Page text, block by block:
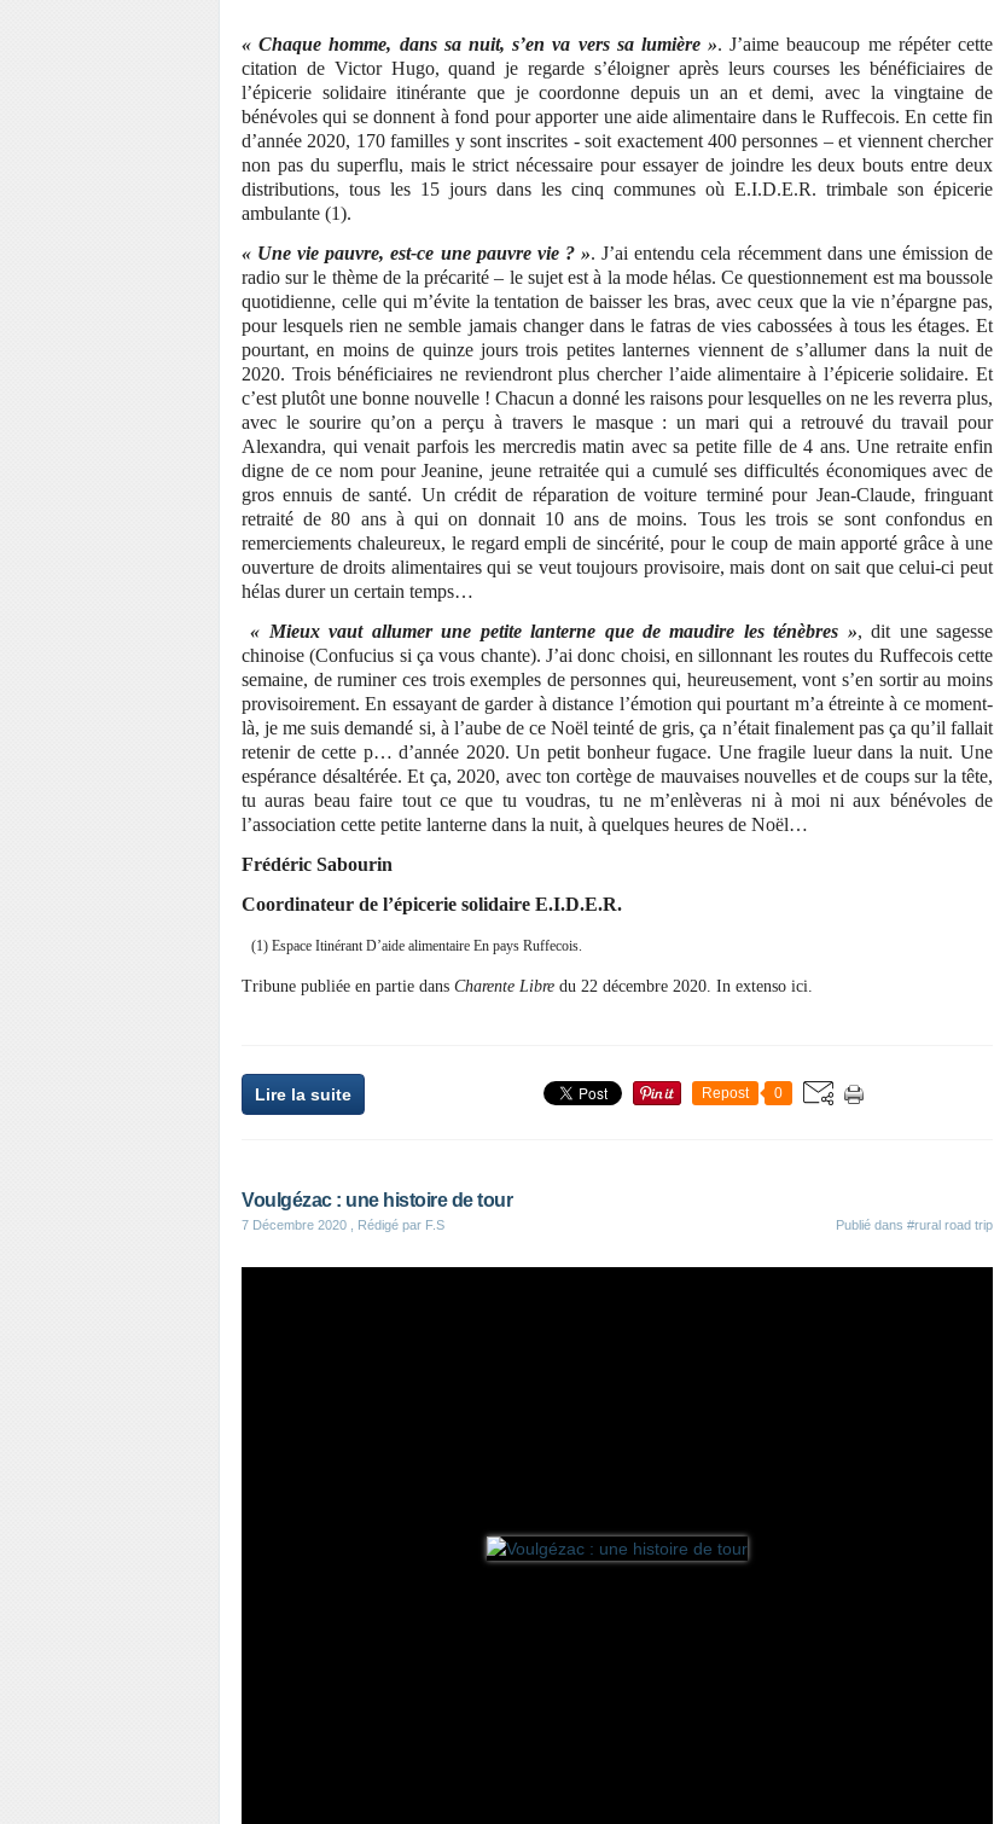
« Chaque homme, dans sa nuit, s’en va vers sa lumière ». J’aime beaucoup me répéter cette
citation de Victor Hugo, quand je regarde s’éloigner après leurs courses les bénéficiaires de
l’épicerie solidaire itinérante que je coordonne depuis un an et demi, avec la vingtaine de
bénévoles qui se donnent à fond pour apporter une aide alimentaire dans le Ruffecois. En cette fin
d’année 2020, 170 familles y sont inscrites - soit exactement 400 personnes – et viennent chercher
non pas du superflu, mais le strict nécessaire pour essayer de joindre les deux bouts entre deux
distributions, tous les 15 jours dans les cinq communes où E.I.D.E.R. trimbale son épicerie
ambulante (1).
« Une vie pauvre, est-ce une pauvre vie ? ». J’ai entendu cela récemment dans une émission de
radio sur le thème de la précarité – le sujet est à la mode hélas. Ce questionnement est ma boussole
quotidienne, celle qui m’évite la tentation de baisser les bras, avec ceux que la vie n’épargne pas,
pour lesquels rien ne semble jamais changer dans le fatras de vies cabossées à tous les étages. Et
pourtant, en moins de quinze jours trois petites lanternes viennent de s’allumer dans la nuit de
2020. Trois bénéficiaires ne reviendront plus chercher l’aide alimentaire à l’épicerie solidaire. Et
c’est plutôt une bonne nouvelle ! Chacun a donné les raisons pour lesquelles on ne les reverra plus,
avec le sourire qu’on a perçu à travers le masque : un mari qui a retrouvé du travail pour
Alexandra, qui venait parfois les mercredis matin avec sa petite fille de 4 ans. Une retraite enfin
digne de ce nom pour Jeanine, jeune retraitée qui a cumulé ses difficultés économiques avec de
gros ennuis de santé. Un crédit de réparation de voiture terminé pour Jean-Claude, fringuant
retraité de 80 ans à qui on donnait 10 ans de moins. Tous les trois se sont confondus en
remerciements chaleureux, le regard empli de sincérité, pour le coup de main apporté grâce à une
ouverture de droits alimentaires qui se veut toujours provisoire, mais dont on sait que celui-ci peut
hélas durer un certain temps…
« Mieux vaut allumer une petite lanterne que de maudire les ténèbres », dit une sagesse
chinoise (Confucius si ça vous chante). J’ai donc choisi, en sillonnant les routes du Ruffecois cette
semaine, de ruminer ces trois exemples de personnes qui, heureusement, vont s’en sortir au moins
provisoirement. En essayant de garder à distance l’émotion qui pourtant m’a étreinte à ce moment-
là, je me suis demandé si, à l’aube de ce Noël teinté de gris, ça n’était finalement pas ça qu’il fallait
retenir de cette p… d’année 2020. Un petit bonheur fugace. Une fragile lueur dans la nuit. Une
espérance désaltérée. Et ça, 2020, avec ton cortège de mauvaises nouvelles et de coups sur la tête,
tu auras beau faire tout ce que tu voudras, tu ne m’enlèveras ni à moi ni aux bénévoles de
l’association cette petite lanterne dans la nuit, à quelques heures de Noël…
Frédéric Sabourin
Coordinateur de l’épicerie solidaire E.I.D.E.R.
(1) Espace Itinérant D’aide alimentaire En pays Ruffecois.
Tribune publiée en partie dans Charente Libre du 22 décembre 2020. In extenso ici.
Lire la suite Repost 0
Voulgézac : une histoire de tour
7 Décembre 2020 , Rédigé par F.S Publié dans #rural road trip